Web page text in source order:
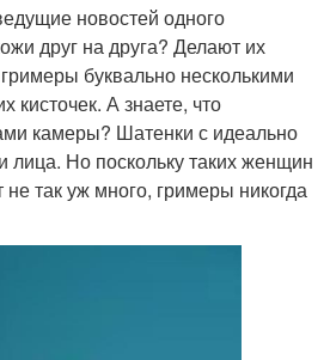
новостей одного
друг на друга? Делают их
буквально несколькими
кисточек. А знаете, что
камеры? Шатенки с идеально
Но поскольку таких женщин
так уж много, гримеры никогда